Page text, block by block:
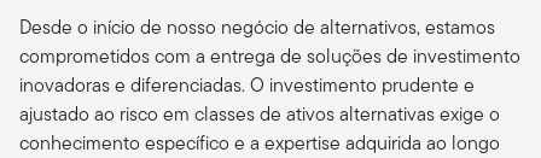
Desde o início de nosso negócio de alternativos, estamos
comprometidos com a entrega de soluções de investimento
inovadoras e diferenciadas. O investimento prudente e
ajustado ao risco em classes de ativos alternativas exige o
conhecimento específico e a expertise adquirida ao longo